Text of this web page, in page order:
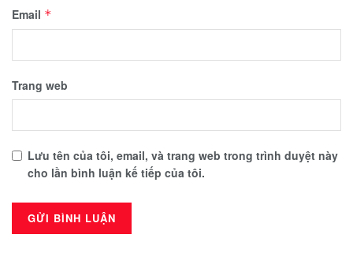
Email *
Trang web
Lưu tên của tôi, email, và trang web trong trình duyệt này
cho lần bình luận kế tiếp của tôi.